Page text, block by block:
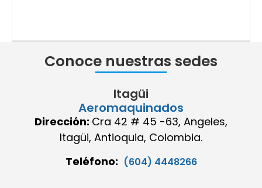
Conoce nuestras sedes
Itagüi
Aeromaquinados
Dirección: Cra 42 # 45 -63, Angeles,
Itagüi, Antioquia, Colombia.
Teléfono: (604) 4448266